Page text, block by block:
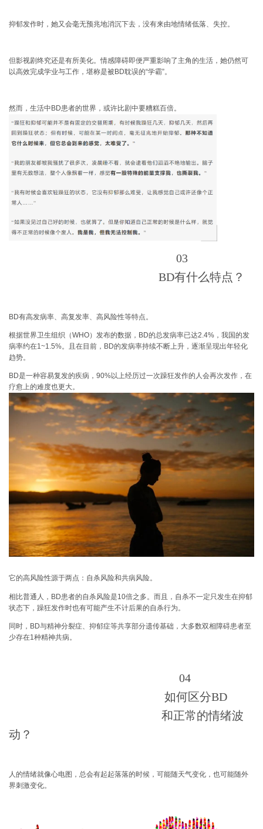
抑郁发作时，她又会毫无预兆地消沉下去，没有来由地情绪低落、失控。
但影视剧终究还是有所美化。情感障碍即便严重影响了主角的生活，她仍然可
以高效完成学业与工作，堪称是被BD耽误的“学霸”。
然而，生活中BD患者的世界，或许比剧中要糟糕百倍。
03
BD有什么特点？
BD有高发病率、高复发率、高风险性等特点。
根据世界卫生组织（WHO）发布的数据，BD的总发病率已达2.4%，我国的发
病率约在1~1.5%。且在目前，BD的发病率持续不断上升，逐渐呈现出年轻化
趋势。
BD是一种容易复发的疾病，90%以上经历过一次躁狂发作的人会再次发作，在
疗愈上的难度也更大。
它的高风险性源于两点： 自杀风险和共病风险。
相比普通人，BD患者的自杀风险是10倍之多。而且，自杀不一定只发生在抑郁
状态下，躁狂发作时也有可能产生不计后果的自杀行为。
同时，BD与精神分裂症、抑郁症等共享部分遗传基础，大多数双相障碍患者至
少存在1种精神共病。
04
如何区分BD
和正常的情绪波
动？
人的情绪就像心电图，总会有起起落落的时候，可能随天气变化，也可能随外
界刺激变化。